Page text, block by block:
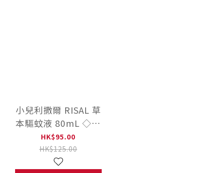
小兒利撒爾 RISAL 草
本驅蚊液 80mL ◇草
本驅離蚊蟲◇
HK$95.00
HK$125.00